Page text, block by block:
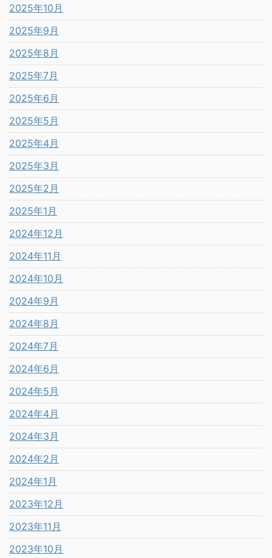
2025年10月
2025年9月
2025年8月
2025年7月
2025年6月
2025年5月
2025年4月
2025年3月
2025年2月
2025年1月
2024年12月
2024年11月
2024年10月
2024年9月
2024年8月
2024年7月
2024年6月
2024年5月
2024年4月
2024年3月
2024年2月
2024年1月
2023年12月
2023年11月
2023年10月